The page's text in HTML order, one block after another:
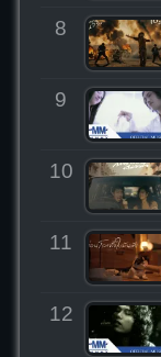
8
9
10
11
12